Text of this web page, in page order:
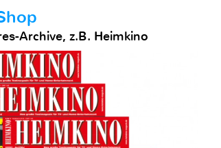
Archive, z.B. Heimkino